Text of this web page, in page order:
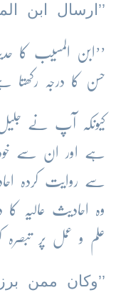
’’ارسال ابن
’’ابن المسیب کا
حسن کا درجہ رکھتا
کیونکہ آپ نے جلیل
ہے اور ان سے
سے روایت کردہ
وہ احادیث عالیہ
علم و عمل پر
’’وکان ممن